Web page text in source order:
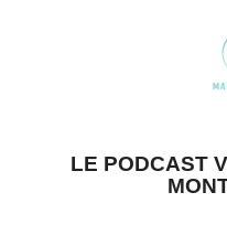
LE PODCAST